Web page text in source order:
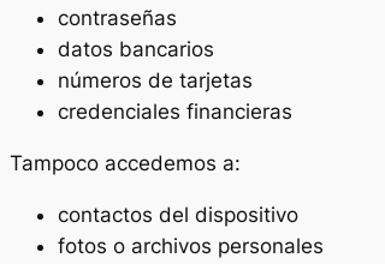
contraseñas
datos bancarios
números de tarjetas
credenciales financieras
Tampoco accedemos a:
contactos del dispositivo
fotos o archivos personales